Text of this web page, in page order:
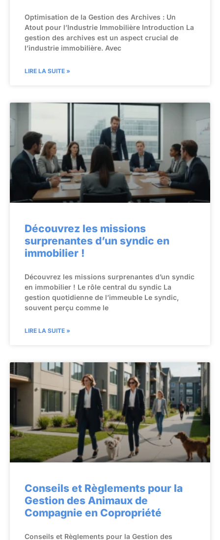
Optimisation de la Gestion des Archives : Un
Atout pour l’Industrie Immobilière Introduction La
gestion des archives est un aspect crucial de
l’industrie immobilière. Avec
LIRE LA SUITE »
Découvrez les missions
surprenantes d’un syndic en
immobilier !
Découvrez les missions surprenantes d’un syndic
en immobilier ! Le rôle central du syndic La
gestion quotidienne de l’immeuble Le syndic,
souvent perçu comme le
LIRE LA SUITE »
Conseils et Règlements pour la
Gestion des Animaux de
Compagnie en Copropriété
Conseils et Règlements pour la Gestion des